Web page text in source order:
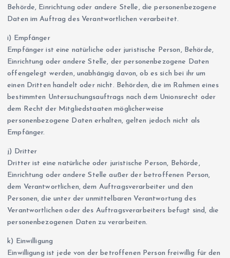
Behörde, Einrichtung oder andere Stelle, die personenbezogene
Daten im Auftrag des Verantwortlichen verarbeitet.
i) Empfänger
Empfänger ist eine natürliche oder juristische Person, Behörde,
Einrichtung oder andere Stelle, der personenbezogene Daten
offengelegt werden, unabhängig davon, ob es sich bei ihr um
einen Dritten handelt oder nicht. Behörden, die im Rahmen eines
bestimmten Untersuchungsauftrags nach dem Unionsrecht oder
dem Recht der Mitgliedstaaten möglicherweise
personenbezogene Daten erhalten, gelten jedoch nicht als
Empfänger.
j) Dritter
Dritter ist eine natürliche oder juristische Person, Behörde,
Einrichtung oder andere Stelle außer der betroffenen Person,
dem Verantwortlichen, dem Auftragsverarbeiter und den
Personen, die unter der unmittelbaren Verantwortung des
Verantwortlichen oder des Auftragsverarbeiters befugt sind, die
personenbezogenen Daten zu verarbeiten.
k) Einwilligung
Einwilligung ist jede von der betroffenen Person freiwillig für den